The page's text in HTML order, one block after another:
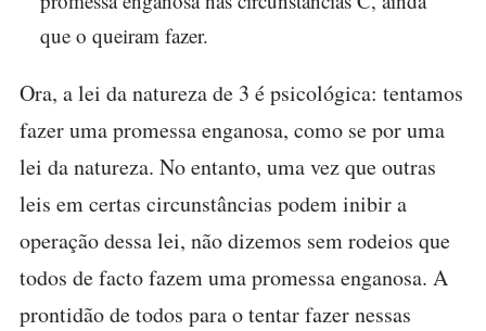
que o queiram fazer.
Ora, a lei da natureza de 3 é psicológica: tentamos
fazer uma promessa enganosa, como se por uma
lei da natureza. No entanto, uma vez que outras
leis em certas circunstâncias podem inibir a
operação dessa lei, não dizemos sem rodeios que
todos de facto fazem uma promessa enganosa. A
prontidão de todos para o tentar fazer nessas